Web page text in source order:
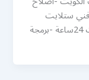
ستلايت
هندي-مصلح ستلايت الكويت -فني ستلايت 24ساعة -برمجة